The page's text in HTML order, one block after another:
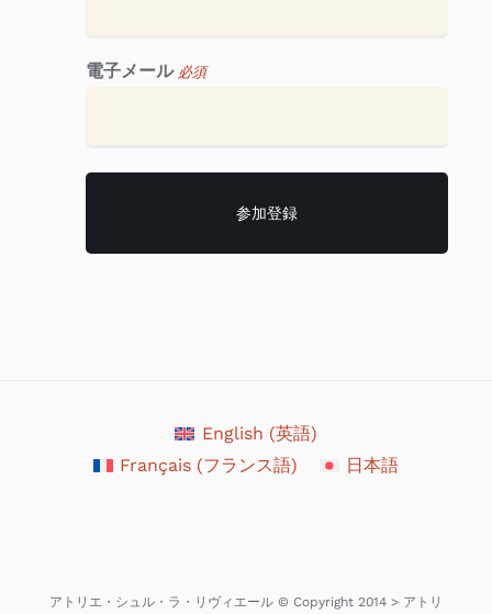
電子メール 必須
English (英語)
Français (フランス語) 日本語
アトリエ・シュル・ラ・リヴィエール © Copyright 2014 > アトリ